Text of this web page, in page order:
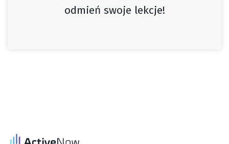
odmień swoje lekcje!